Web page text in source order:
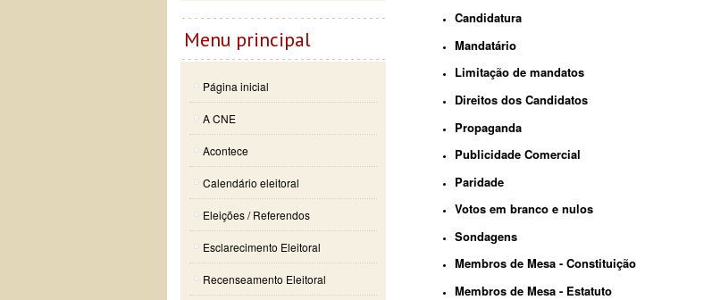
Candidatura
Mandatário
Limitação de mandatos
Direitos dos Candidatos
Propaganda
Publicidade Comercial
Paridade
Votos em branco e nulos
Sondagens
Membros de Mesa - Constituição
Membros de Mesa - Estatuto
Menu principal
Página inicial
A CNE
Acontece
Calendário eleitoral
Eleições / Referendos
Esclarecimento Eleitoral
Recenseamento Eleitoral